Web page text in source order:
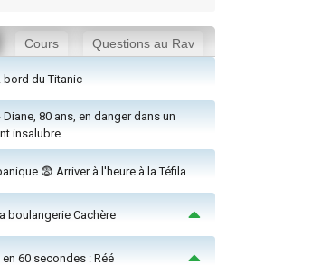
Cours Questions au Rav
bord du Titanic
Diane, 80 ans, en danger dans un
insalubre
😨 Arriver à l'heure à la Téfila
boulangerie Cachère
en 60 secondes : Réé